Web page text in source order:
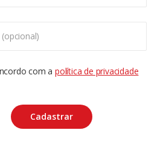
com apolítica de privacidade
Cadastrar
mais